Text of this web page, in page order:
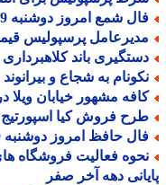
شمع امروز دوشنبه 19 مرداد 1405
پرسپولیس قیمت
باند کلاهبرداری
به شجاع و بیرانوند
مشهور خیابان ویلا در
فروش کیا اسپورتیج 2025 با قیمت قطعی
حافظ امروز دوشنبه 19 مرداد ماه 1405
فعالیت فروشگاه های
دهه آخر صفر